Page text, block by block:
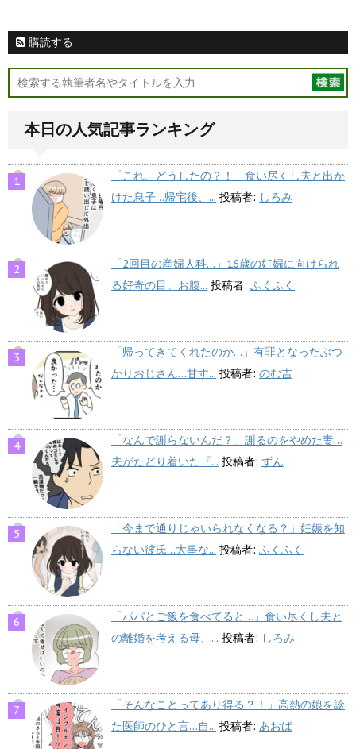
購読する
本日の人気記事ランキング
「これ、どうしたの？！」食い尽くし夫と出か
けた息子…帰宅後、... 投稿者: しろみ
「2回目の産婦人科…」16歳の妊婦に向けられ
る好奇の目。お腹... 投稿者: ふくふく
「帰ってきてくれたのか…」有罪となったぶつ
かりおじさん…甘す... 投稿者: のむ吉
「なんで謝らないんだ？」謝るのをやめた妻…
夫がたどり着いた『... 投稿者: ずん
「今まで通りじゃいられなくなる？」妊娠を知
らない彼氏…大事な... 投稿者: ふくふく
「パパとご飯を食べてると…」食い尽くし夫と
の離婚を考える母、... 投稿者: しろみ
「そんなことってあり得る？！」高熱の娘を診
た医師のひと言…自... 投稿者: あおば